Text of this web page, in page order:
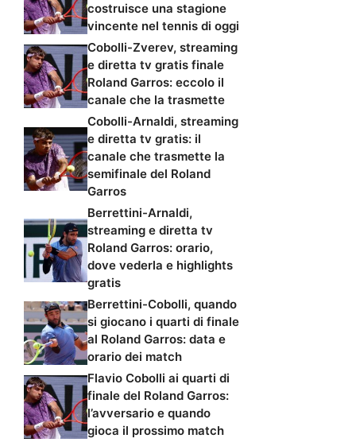
costruisce una stagione
vincente nel tennis di oggi
Cobolli-Zverev, streaming
e diretta tv gratis finale
Roland Garros: eccolo il
canale che la trasmette
Cobolli-Arnaldi, streaming
e diretta tv gratis: il
canale che trasmette la
semifinale del Roland
Garros
Berrettini-Arnaldi,
streaming e diretta tv
Roland Garros: orario,
dove vederla e highlights
gratis
Berrettini-Cobolli, quando
si giocano i quarti di finale
al Roland Garros: data e
orario dei match
Flavio Cobolli ai quarti di
finale del Roland Garros:
l’avversario e quando
gioca il prossimo match